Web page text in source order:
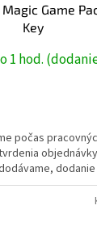
Game
Key
hod.
počas